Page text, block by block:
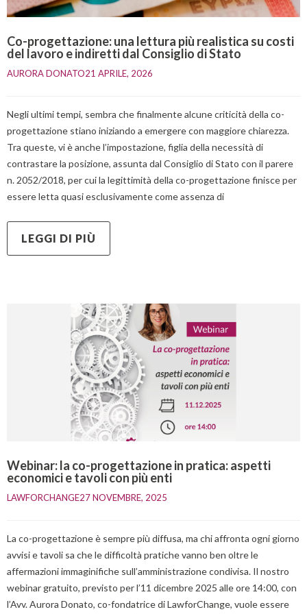
Co-progettazione: una lettura più realistica su costi
del lavoro e indiretti dal Consiglio di Stato
AURORA DONATO21 APRILE, 2026
Negli ultimi tempi, sembra che finalmente alcune criticità della co-
progettazione stiano iniziando a emergere con maggiore chiarezza.
Tra queste, vi è anche l’impostazione, figlia della necessità di
contrastare la posizione, assunta dal Consiglio di Stato con il parere
n. 2052/2018, per cui la legittimità della co-progettazione finisce per
essere letta quasi esclusivamente come assenza di
LEGGI DI PIÙ
Webinar: la co-progettazione in pratica: aspetti
economici e tavoli con più enti
LAWFORCHANGE27 NOVEMBRE, 2025
La co-progettazione è sempre più diffusa, ma chi affronta ogni giorno
avvisi e tavoli sa che le difficoltà pratiche vanno ben oltre le
affermazioni immaginifiche sull’amministrazione condivisa. Il nostro
webinar gratuito, previsto per l’11 dicembre 2025 alle ore 14:00, con
l’Avv. Aurora Donato, co-fondatrice di LawforChange, vuole essere